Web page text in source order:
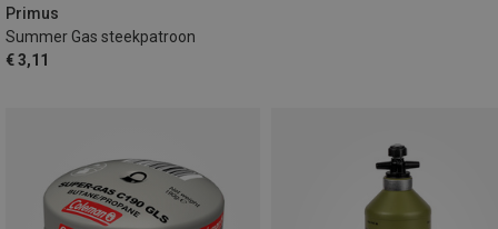
Primus
Summer Gas steekpatroon
€ 3,11